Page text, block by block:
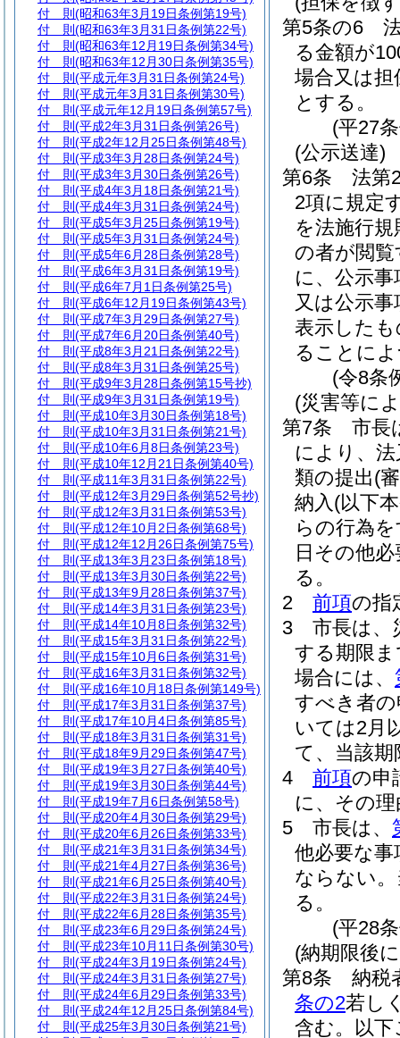
第5条の6
る金額が
場合又は
とする。
(平27
(公示送達)
第6条
法第
2項に規定
を法施行
の者が閲
に、公示
又は公示
表示した
ることに
(令8条
(災害等に
第7条
市長
により、
類の提出(
納入(以下
らの行為
日その他
る。
2
前項の指
3
市長は、
する期限
場合には、
すべき者
いては2月
て、当該
4
前項の申
に、その
5
市長は、
他必要な
ならない。
る。
(平28
(納期限後
第8条
納税
条の2若し
含む。以
付 則 (昭和63年3月19日条例第19号)
付 則 (昭和63年3月31日条例第22号)
付 則 (昭和63年12月19日条例第34号)
付 則 (昭和63年12月30日条例第35号)
付 則 (平成元年3月31日条例第24号)
付 則 (平成元年3月31日条例第30号)
付 則 (平成元年12月19日条例第57号)
付 則 (平成2年3月31日条例第26号)
付 則 (平成2年12月25日条例第48号)
付 則 (平成3年3月28日条例第24号)
付 則 (平成3年3月30日条例第26号)
付 則 (平成4年3月18日条例第21号)
付 則 (平成4年3月31日条例第24号)
付 則 (平成5年3月25日条例第19号)
付 則 (平成5年3月31日条例第24号)
付 則 (平成5年6月28日条例第28号)
付 則 (平成6年3月31日条例第19号)
付 則 (平成6年7月1日条例第25号)
付 則 (平成6年12月19日条例第43号)
付 則 (平成7年3月29日条例第27号)
付 則 (平成7年6月20日条例第40号)
付 則 (平成8年3月21日条例第22号)
付 則 (平成8年3月31日条例第25号)
付 則 (平成9年3月28日条例第15号抄)
付 則 (平成9年3月31日条例第19号)
付 則 (平成10年3月30日条例第18号)
付 則 (平成10年3月31日条例第21号)
付 則 (平成10年6月8日条例第23号)
付 則 (平成10年12月21日条例第40号)
付 則 (平成11年3月31日条例第22号)
付 則 (平成12年3月29日条例第52号抄)
付 則 (平成12年3月31日条例第53号)
付 則 (平成12年10月2日条例第68号)
付 則 (平成12年12月26日条例第75号)
付 則 (平成13年3月23日条例第18号)
付 則 (平成13年3月30日条例第22号)
付 則 (平成13年9月28日条例第37号)
付 則 (平成14年3月31日条例第23号)
付 則 (平成14年10月8日条例第32号)
付 則 (平成15年3月31日条例第22号)
付 則 (平成15年10月6日条例第31号)
付 則 (平成16年3月31日条例第32号)
付 則 (平成16年10月18日条例第149号)
付 則 (平成17年3月31日条例第37号)
付 則 (平成17年10月4日条例第85号)
付 則 (平成18年3月31日条例第31号)
付 則 (平成18年9月29日条例第47号)
付 則 (平成19年3月27日条例第40号)
付 則 (平成19年3月30日条例第44号)
付 則 (平成19年7月6日条例第58号)
付 則 (平成20年4月30日条例第29号)
付 則 (平成20年6月26日条例第33号)
付 則 (平成21年3月31日条例第34号)
付 則 (平成21年4月27日条例第36号)
付 則 (平成21年6月25日条例第40号)
付 則 (平成22年3月31日条例第24号)
付 則 (平成22年6月28日条例第35号)
付 則 (平成23年6月29日条例第24号)
付 則 (平成23年10月11日条例第30号)
付 則 (平成24年3月19日条例第24号)
付 則 (平成24年3月31日条例第27号)
付 則 (平成24年6月29日条例第33号)
付 則 (平成24年12月25日条例第84号)
付 則 (平成25年3月30日条例第21号)